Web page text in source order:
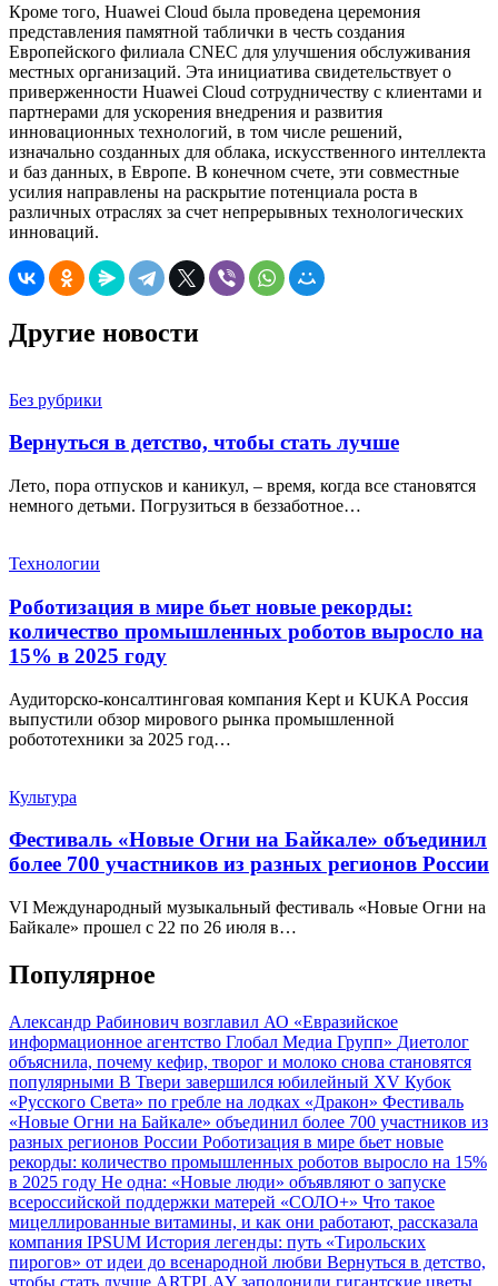
Кроме того, Huawei Cloud была проведена церемония
представления памятной таблички в честь создания
Европейского филиала CNEC для улучшения обслуживания
местных организаций. Эта инициатива свидетельствует о
приверженности Huawei Cloud сотрудничеству с клиентами и
партнерами для ускорения внедрения и развития
инновационных технологий, в том числе решений,
изначально созданных для облака, искусственного интеллекта
и баз данных, в Европе. В конечном счете, эти совместные
усилия направлены на раскрытие потенциала роста в
различных отраслях за счет непрерывных технологических
инноваций.
Другие новости
Без рубрики
Вернуться в детство, чтобы стать лучше
Лето, пора отпусков и каникул, – время, когда все становятся
немного детьми. Погрузиться в беззаботное…
Технологии
Роботизация в мире бьет новые рекорды:
количество промышленных роботов выросло на
15% в 2025 году
Аудиторско-консалтинговая компания Kept и KUKA Россия
выпустили обзор мирового рынка промышленной
робототехники за 2025 год…
Культура
Фестиваль «Новые Огни на Байкале» объединил
более 700 участников из разных регионов России
VI Международный музыкальный фестиваль «Новые Огни на
Байкале» прошел с 22 по 26 июля в…
Популярное
Александр Рабинович возглавил АО «Евразийское
информационное агентство Глобал Медиа Групп» Диетолог
объяснила, почему кефир, творог и молоко снова становятся
популярными В Твери завершился юбилейный XV Кубок
«Русского Света» по гребле на лодках «Дракон» Фестиваль
«Новые Огни на Байкале» объединил более 700 участников из
разных регионов России Роботизация в мире бьет новые
рекорды: количество промышленных роботов выросло на 15%
в 2025 году Не одна: «Новые люди» объявляют о запуске
всероссийской поддержки матерей «СОЛО+» Что такое
мицеллированные витамины, и как они работают, рассказала
компания IPSUM История легенды: путь «Тирольских
пирогов» от идеи до всенародной любви Вернуться в детство,
чтобы стать лучше ARTPLAY заполонили гигантские цветы